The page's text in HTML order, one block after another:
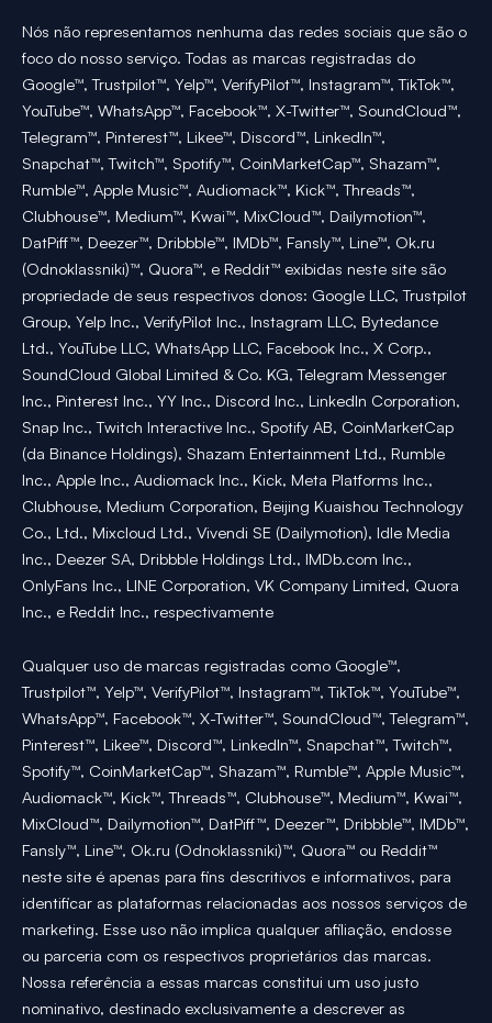
Nós não representamos nenhuma das redes sociais que são o
foco do nosso serviço. Todas as marcas registradas do
Google™, Trustpilot™, Yelp™, VerifyPilot™, Instagram™, TikTok™,
YouTube™, WhatsApp™, Facebook™, X-Twitter™, SoundCloud™,
Telegram™, Pinterest™, Likee™, Discord™, LinkedIn™,
Snapchat™, Twitch™, Spotify™, CoinMarketCap™, Shazam™,
Rumble™, Apple Music™, Audiomack™, Kick™, Threads™,
Clubhouse™, Medium™, Kwai™, MixCloud™, Dailymotion™,
DatPiff™, Deezer™, Dribbble™, IMDb™, Fansly™, Line™, Ok.ru
(Odnoklassniki)™, Quora™, e Reddit™ exibidas neste site são
propriedade de seus respectivos donos: Google LLC, Trustpilot
Group, Yelp Inc., VerifyPilot Inc., Instagram LLC, Bytedance
Ltd., YouTube LLC, WhatsApp LLC, Facebook Inc., X Corp.,
SoundCloud Global Limited & Co. KG, Telegram Messenger
Inc., Pinterest Inc., YY Inc., Discord Inc., LinkedIn Corporation,
Snap Inc., Twitch Interactive Inc., Spotify AB, CoinMarketCap
(da Binance Holdings), Shazam Entertainment Ltd., Rumble
Inc., Apple Inc., Audiomack Inc., Kick, Meta Platforms Inc.,
Clubhouse, Medium Corporation, Beijing Kuaishou Technology
Co., Ltd., Mixcloud Ltd., Vivendi SE (Dailymotion), Idle Media
Inc., Deezer SA, Dribbble Holdings Ltd., IMDb.com Inc.,
OnlyFans Inc., LINE Corporation, VK Company Limited, Quora
Inc., e Reddit Inc., respectivamente
Qualquer uso de marcas registradas como Google™,
Trustpilot™, Yelp™, VerifyPilot™, Instagram™, TikTok™, YouTube™,
WhatsApp™, Facebook™, X-Twitter™, SoundCloud™, Telegram™,
Pinterest™, Likee™, Discord™, LinkedIn™, Snapchat™, Twitch™,
Spotify™, CoinMarketCap™, Shazam™, Rumble™, Apple Music™,
Audiomack™, Kick™, Threads™, Clubhouse™, Medium™, Kwai™,
MixCloud™, Dailymotion™, DatPiff™, Deezer™, Dribbble™, IMDb™,
Fansly™, Line™, Ok.ru (Odnoklassniki)™, Quora™ ou Reddit™
neste site é apenas para fins descritivos e informativos, para
identificar as plataformas relacionadas aos nossos serviços de
marketing. Esse uso não implica qualquer afiliação, endosse
ou parceria com os respectivos proprietários das marcas.
Nossa referência a essas marcas constitui um uso justo
nominativo, destinado exclusivamente a descrever as